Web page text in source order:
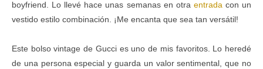
boyfriend. Lo llevé hace unas semanas en otra entradacon un
vestido estilo combinación. ¡Me encanta que sea tan versátil!
Este bolso vintage de Gucci es uno de mis favoritos. Lo heredé
de una persona especial y guarda un valor sentimental, que no